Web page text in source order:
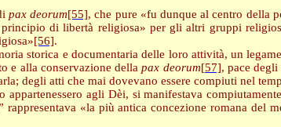
pax deorum[55], che pure «fu dunque al centro della
di libertà religiosa» per gli altri gruppi
[56].
storica e documentaria delle loro attività, un
e alla conservazione dellapax deorum[57], pace
degli atti che mai dovevano essere compiuti nel
appartenessero agli Dèi, si manifestava
«la più antica concezione romana del